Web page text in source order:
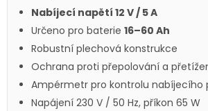
Nabíjecí napětí 12 V / 5 A
Určeno pro baterie 16–60 Ah
Robustní plechová konstrukce
Ochrana proti přepolování a
Ampérmetr pro kontrolu nabíjecího
Napájení 230 V / 50 Hz, příkon 65 W